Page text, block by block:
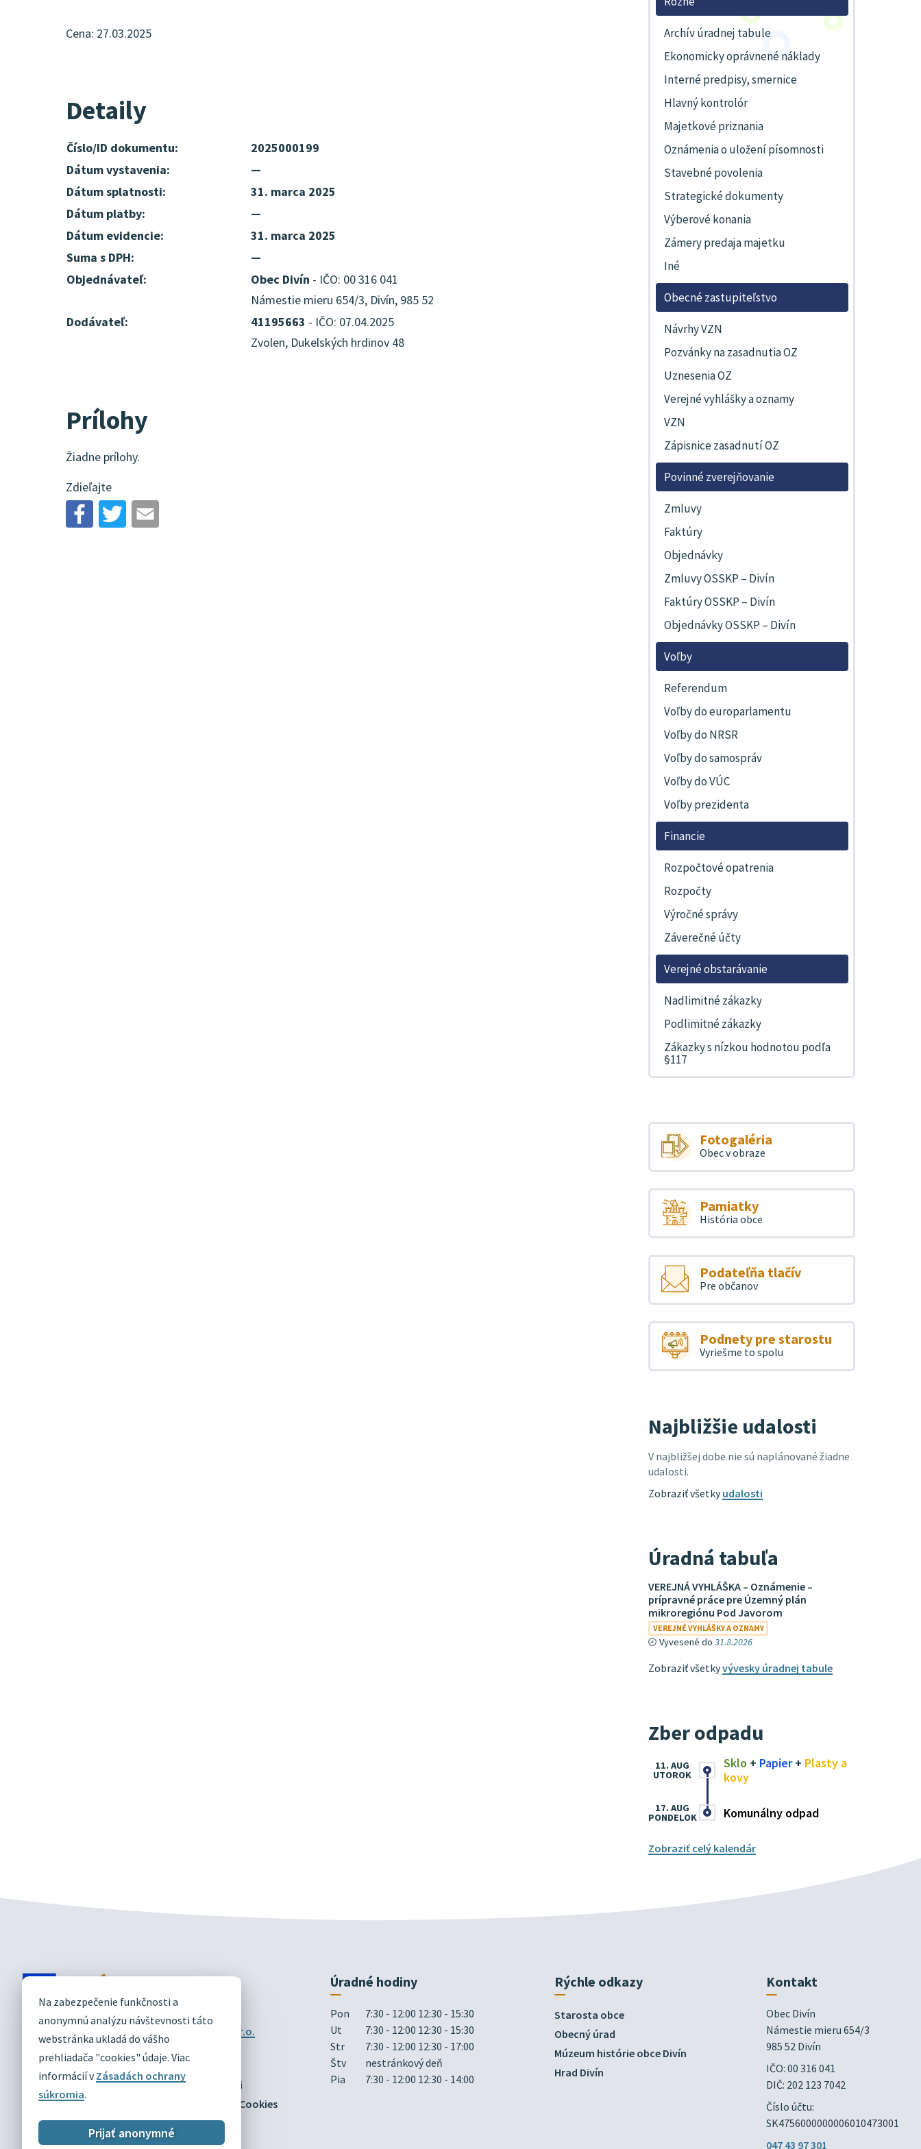
Na zabezpečenie funkčnosti a
anonymnú analýzu návštevnosti táto
webstránka ukladá do vášho
prehliadača "cookies" údaje. Viac
informácií vZásadách ochrany
súkromia.
Prijať anonymné
Cena: 27.03.2025
Detaily
Číslo/ID dokumentu:
2025000199
Dátum vystavenia:
—
Dátum splatnosti:
31. marca 2025
Dátum platby:
—
Dátum evidencie:
31. marca 2025
Suma s DPH:
—
Objednávateľ:
Obec Divín - IČO: 00 316 041
Námestie mieru 654/3, Divín, 985 52
Dodávateľ:
41195663 - IČO: 07.04.2025
Zvolen, Dukelských hrdinov 48
Prílohy
Žiadne prílohy.
Zdieľajte
Archív úradnej tabule
Ekonomicky oprávnené náklady
Interné predpisy, smernice
Hlavný kontrolór
Majetkové priznania
Oznámenia o uložení písomnosti
Stavebné povolenia
Strategické dokumenty
Výberové konania
Zámery predaja majetku
Iné
Obecné zastupiteľstvo
Návrhy VZN
Pozvánky na zasadnutia OZ
Uznesenia OZ
Verejné vyhlášky a oznamy
VZN
Zápisnice zasadnutí OZ
Povinné zverejňovanie
Zmluvy
Faktúry
Objednávky
Zmluvy OSSKP – Divín
Faktúry OSSKP – Divín
Objednávky OSSKP – Divín
Voľby
Referendum
Voľby do europarlamentu
Voľby do NRSR
Voľby do samospráv
Voľby do VÚC
Voľby prezidenta
Financie
Rozpočtové opatrenia
Rozpočty
Výročné správy
Záverečné účty
Verejné obstarávanie
Nadlimitné zákazky
Podlimitné zákazky
Zákazky s nízkou hodnotou podľa
§117
Fotogaléria
Obec v obraze
Pamiatky
História obce
Podateľňa tlačív
Pre občanov
Podnety pre starostu
Vyriešme to spolu
Najbližšie udalosti
V najbližšej dobe nie sú naplánované žiadne
udalosti.
Zobraziť všetkyudalosti
Úradná tabuľa
VEREJNÁ VYHLÁŠKA – Oznámenie –
prípravné práce pre Územný plán
mikroregiónu Pod Javorom
VEREJNÉ VYHLÁŠKY A OZNAMY
Vyvesené do 31.8.2026
Zobraziť všetkyvývesky úradnej tabule
Zber odpadu
Sklo + Papier+ Plasty a
kovy
11. AUG
UTOROK
Komunálny odpad
17. AUG
PONDELOK
Zobraziť celý kalendár
DIVÍN
OFICIÁLNE STRÁNKY
Technický prevádzkovateľ:
Alphabet partner s.r.o.
Správca obsahu:Obec Divín
Posledná aktualizácia:03.08.2026
Mapa
Vyhlásenie o prístupnosti
Zásady ochrany osobných údajov
Nastaviť Cookies
Úradné hodiny
Pon
7:30 - 12:00 12:30 - 15:30
Ut
7:30 - 12:00 12:30 - 15:30
Str
7:30 - 12:00 12:30 - 17:00
Štv
nestránkový deň
Pia
7:30 - 12:00 12:30 - 14:00
Rýchle odkazy
Starosta obce
Obecný úrad
Múzeum histórie obce Divín
Hrad Divín
Kontakt
Obec Divín
Námestie mieru 654/3
985 52 Divín
IČO: 00 316 041
DIČ: 202 123 7042
Číslo účtu:
SK4756000000006010473001
047 43 97 301